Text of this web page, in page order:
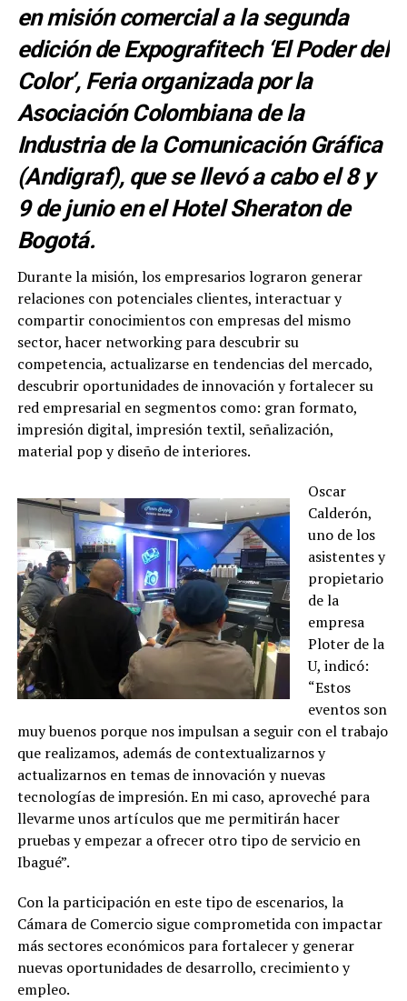
en misión comercial a la segunda
edición de Expografitech ‘El Poder del
Color’, Feria organizada por la
Asociación Colombiana de la
Industria de la Comunicación Gráfica
(Andigraf), que se llevó a cabo el 8 y
9 de junio en el Hotel Sheraton de
Bogotá.
Durante la misión, los empresarios lograron generar
relaciones con potenciales clientes, interactuar y
compartir conocimientos con empresas del mismo
sector, hacer networking para descubrir su
competencia, actualizarse en tendencias del mercado,
descubrir oportunidades de innovación y fortalecer su
red empresarial en segmentos como: gran formato,
impresión digital, impresión textil, señalización,
material pop y diseño de interiores.
Oscar
Calderón,
uno de los
asistentes y
propietario
de la
empresa
Ploter de la
U, indicó:
“Estos
eventos son
muy buenos porque nos impulsan a seguir con el trabajo
que realizamos, además de contextualizarnos y
actualizarnos en temas de innovación y nuevas
tecnologías de impresión. En mi caso, aproveché para
llevarme unos artículos que me permitirán hacer
pruebas y empezar a ofrecer otro tipo de servicio en
Ibagué”.
Con la participación en este tipo de escenarios, la
Cámara de Comercio sigue comprometida con impactar
más sectores económicos para fortalecer y generar
nuevas oportunidades de desarrollo, crecimiento y
empleo.